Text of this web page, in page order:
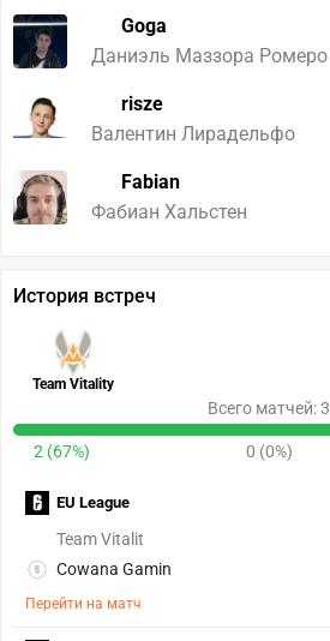
Goga
Даниэль Маззора Ромеро
risze
Валентин Лирадельфо
Fabian
Фабиан Хальстен
История встреч
Team Vitality
Всего матчей: 3
2 (67%) 0 (0%)
Team Vitalit
Cowana Gamin
Перейти на матч
EU League